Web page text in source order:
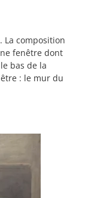
La composition
fenêtre dont
bas de la
: le mur du